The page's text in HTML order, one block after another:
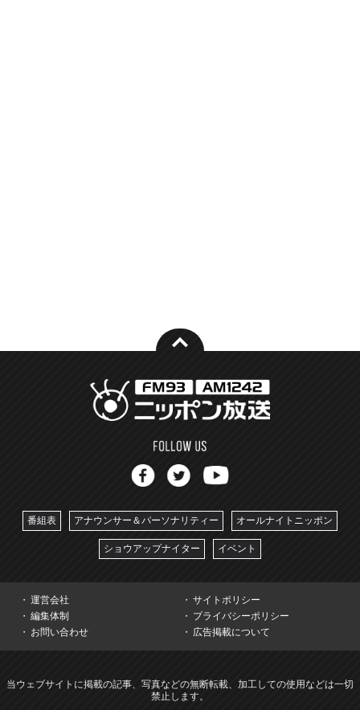
番組表 アナウンサー＆パーソナリティー オールナイトニッポン
ショウアップナイター イベント
運営会社
サイトポリシー
編集体制
プライバシーポリシー
お問い合わせ
広告掲載について
当ウェブサイトに掲載の記事、写真などの無断転載、加工しての使用などは一切
禁止します。